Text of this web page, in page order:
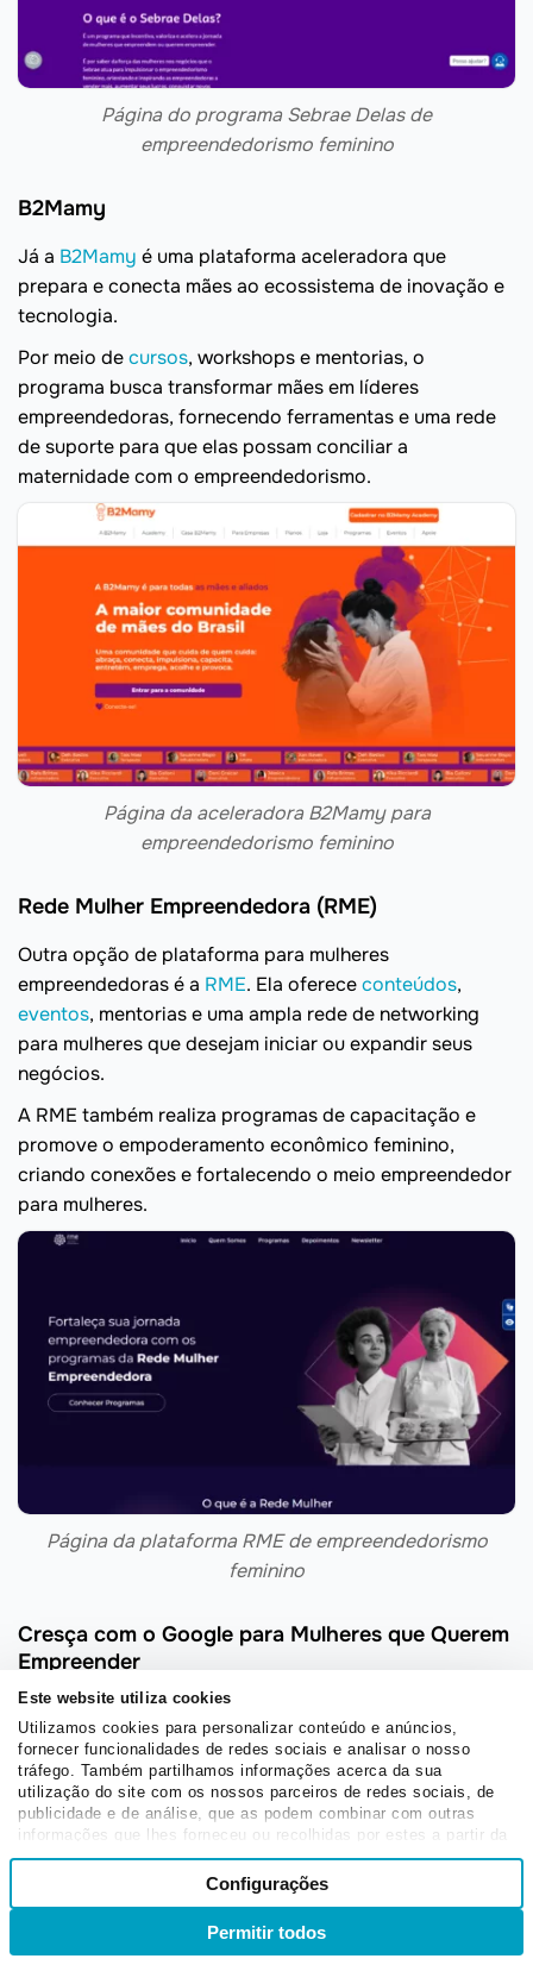
Este website utiliza cookies
Utilizamos cookies para personalizar conteúdo e anúncios,
fornecer funcionalidades de redes sociais e analisar o nosso
tráfego. Também partilhamos informações acerca da sua
utilização do site com os nossos parceiros de redes sociais, de
publicidade e de análise, que as podem combinar com outras
informações que lhes forneceu ou recolhidas por estes a partir da
sua utilização dos respetivos serviços.
Seleção
consentimento
Preferências
Configurações
Permitir todos
Página do programa Sebrae Delas de
empreendedorismo feminino
B2Mamy
Já a B2Mamy é uma plataforma aceleradora que
prepara e conecta mães ao ecossistema de inovação e
tecnologia.
Por meio decursos, workshops e mentorias, o
programa busca transformar mães em líderes
empreendedoras, fornecendo ferramentas e uma rede
de suporte para que elas possam conciliar a
maternidade com o empreendedorismo.
Página da aceleradora B2Mamy para
empreendedorismo feminino
Rede Mulher Empreendedora (RME)
Outra opção de plataforma para mulheres
empreendedoras é a RME. Ela oferececonteúdos,
eventos, mentorias e uma ampla rede de networking
para mulheres que desejam iniciar ou expandir seus
negócios.
A RME também realiza programas de capacitação e
promove o empoderamento econômico feminino,
criando conexões e fortalecendo o meio empreendedor
para mulheres.
Página da plataforma RME de empreendedorismo
feminino
Cresça com o Google para Mulheres que Querem
Empreender
O programaCresça com o Google para Mulheres que
Querem Empreenderé uma iniciativa que oferece
treinamentos emmarketing digital, habilidades de
liderança e desenvolvimento de negócios.
Seu objetivo é capacitar mulheres para desenvolverem
seus próprios negócios e aproveitarem o ambiente
digital para crescer. Comvídeos, exercícios práticos e
mentorias, o programa ajuda a preparar